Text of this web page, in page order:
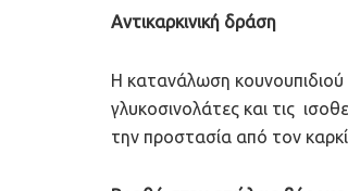
Αντικαρκινική δράση
Η κατανάλωση κουνουπιδιού
γλυκοσινολάτες και τις
την προστασία από τον